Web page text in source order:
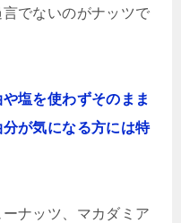
でないのがナッツで
塩を使わずそのまま
が気になる方には特
ナッツ、マカダミア